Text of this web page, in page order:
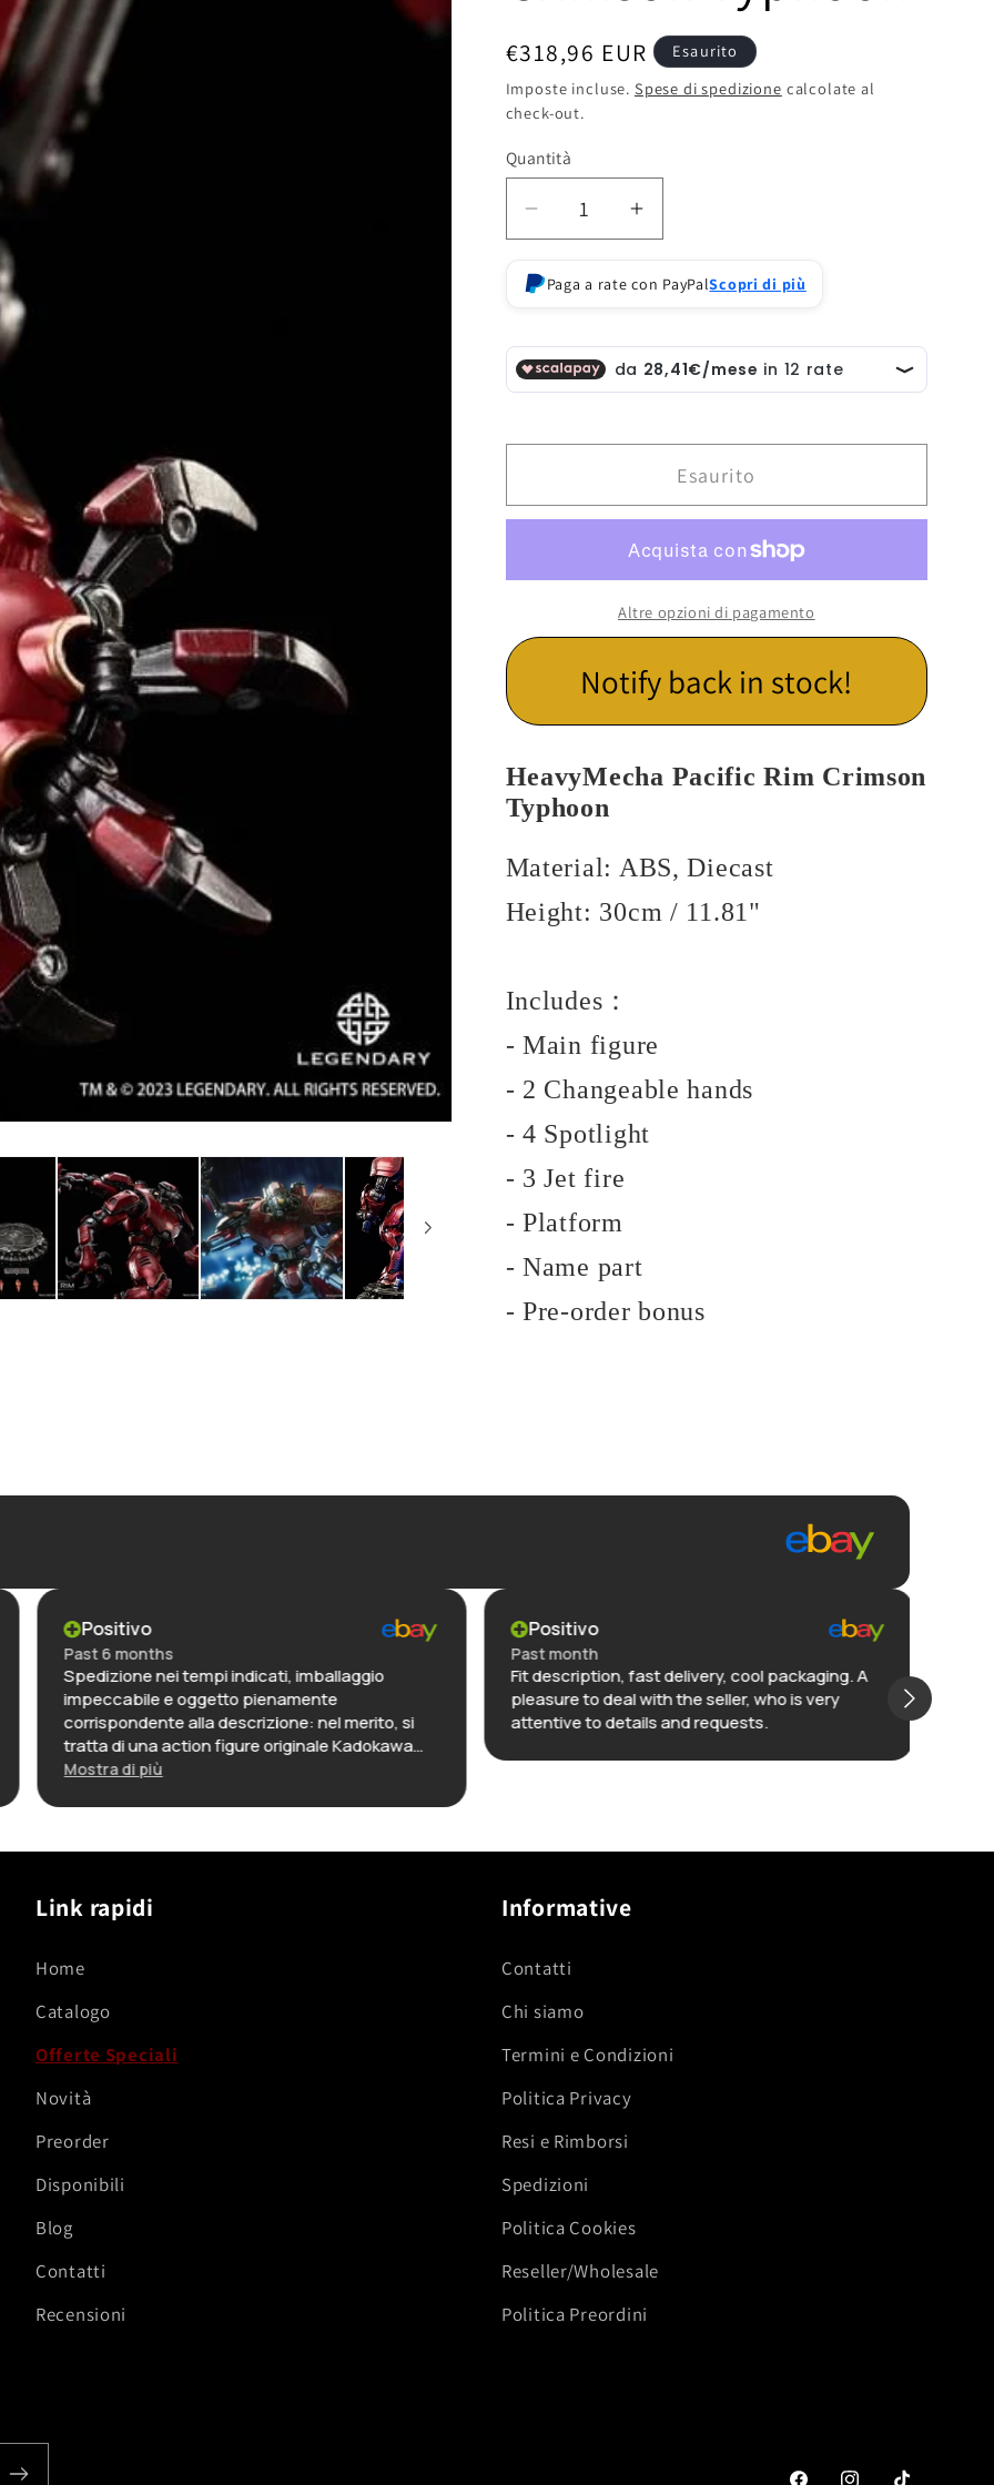
g
r
a
Prezzo
di
listino
€318,96 EUR
Esaurito
Imposte incluse. Spese di spedizione calcolate al
check-out.
Quantità
Diminuisci
per
Rim
Crimson
Aumenta
per
Rim
Crimson
Paga a rate con PayPalScopri di più
Esaurito
Altre opzioni di pagamento
Notify back in stock!
HeavyMecha Pacific Rim Crimson
Typhoon
Material: ABS, Diecast
Height: 30cm / 11.81"
Includes：
- Main figure
- 2 Changeable hands
- 4 Spotlight
- 3 Jet fire
- Platform
- Name part
- Pre-order bonus
Positivo
Past 6 months
Spedizione nei tempi indicati, imballaggio
impeccabile e oggetto pienamente
corrispondente alla descrizione: nel merito, si
tratta di una action figure originale Kadokawa
(linea KdColle) nella sua confezione
prezzo decisamente molto elevato.
Mostra di più
Positivo
Past month
Fit description, fast delivery, cool packaging. A
pleasure to deal with the seller, who is very
attentive to details and requests.
Link rapidi
Home
Catalogo
Offerte Speciali
Novità
Preorder
Disponibili
Blog
Contatti
Recensioni
Informative
Contatti
Chi siamo
Termini e Condizioni
Politica Privacy
Resi e Rimborsi
Spedizioni
Politica Cookies
Reseller/Wholesale
Politica Preordini